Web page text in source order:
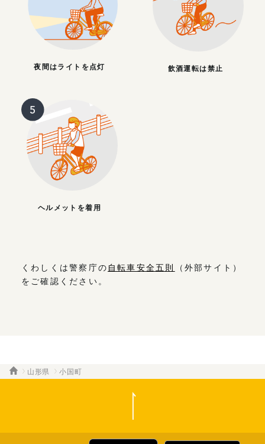
夜間はライトを点灯 飲酒運転は禁止
ヘルメットを着用
くわしくは警察庁の 自転車安全五則
（外部サイト）
をご確認ください。
山形県 小国町